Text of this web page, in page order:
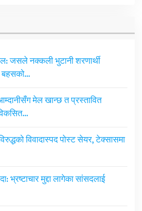
जसले नक्कली भुटानी शरणार्थी
बहसको…
मेल खान्छ त प्रस्तावित
विवादास्पद पोस्ट सेयर, टेक्सासमा
भ्रष्टाचार मुद्दा लागेका सांसदलाई